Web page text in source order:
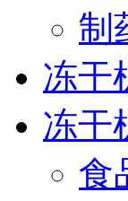
制
冻干
冻干
食